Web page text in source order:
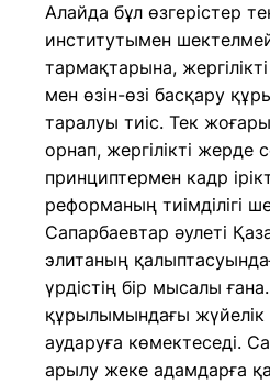
Алайда бұл өзгерістер
институтымен
тармақтарына,
мен өзін-өзі басқару
таралуы тиіс. Тек
орнап, жергілікті жерде
принциптермен кадр
реформаның тиімділігі
Сапарбаевтар әулеті
элитаның
үрдістің бір мысалы
құрылымындағы жүйелік
аударуға көмектеседі.
арылу жеке адамдарға